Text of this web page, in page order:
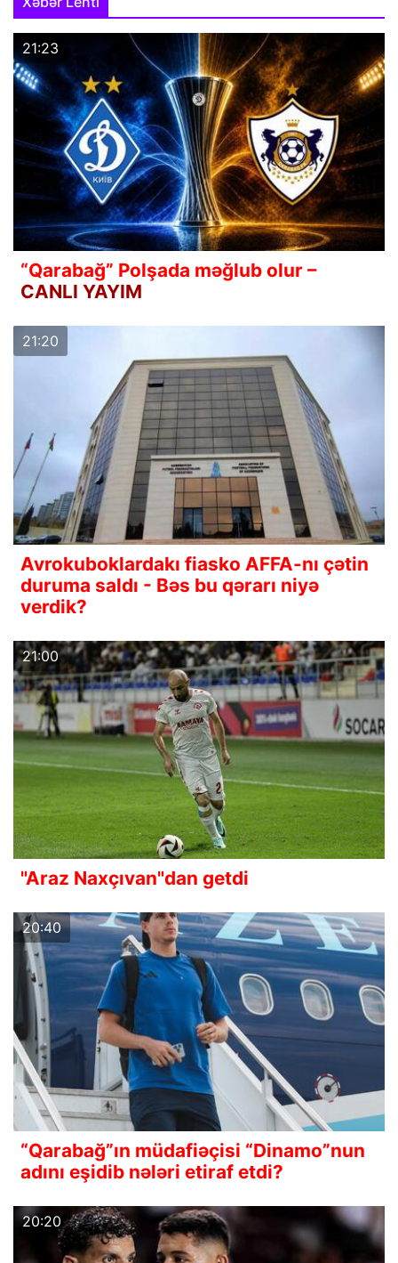
21:23
“Qarabağ” Polşada məğlub olur –
CANLI YAYIM
21:20
Avrokuboklardakı fiasko AFFA-nı çətin
duruma saldı - Bəs bu qərarı niyə
verdik?
21:00
"Araz Naxçıvan"dan getdi
20:40
“Qarabağ”ın müdafiəçisi “Dinamo”nun
adını eşidib nələri etiraf etdi?
20:20